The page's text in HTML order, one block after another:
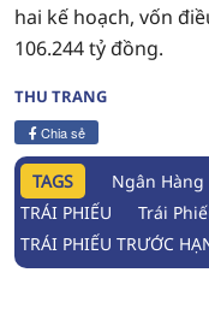
hai kế hoạch, vốn
106.244 tỷ đồng.
THU TRANG
Chia sẻ
TAGS Ngân Hàng
TRÁI PHIẾU
Trái
TRÁI PHIẾU TRƯỚC